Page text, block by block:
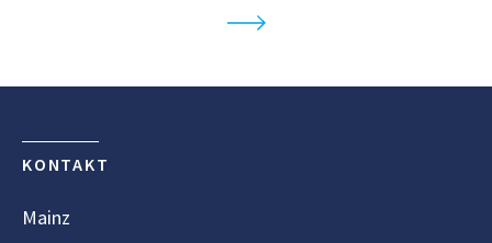
KONTAKT
Mainz